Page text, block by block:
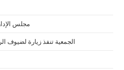
مجلس
الجمعية تنفذ زيارة لضيوف